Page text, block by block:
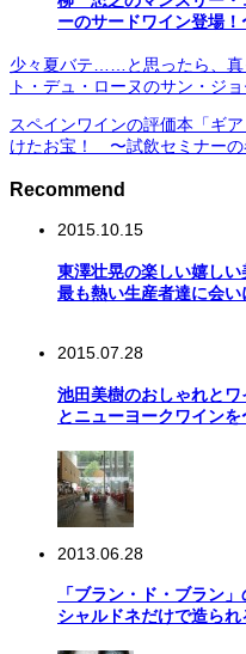
ーのサードワイン登場！
少々夏バテ……と思ったら、
ト・デュ・ローヌのサン・ジ
スペインワインの評価本「ギ
けたお宝！ 〜試飲セミナーの
Recommend
2015.10.15
東澤壮晃の楽しい嬉し
最も熱い生産者達に会い
2015.07.28
池田美樹のおしゃれと
とニューヨークワインを
2013.06.28
「ブラン・ド・ブラン
シャルドネだけで造ら